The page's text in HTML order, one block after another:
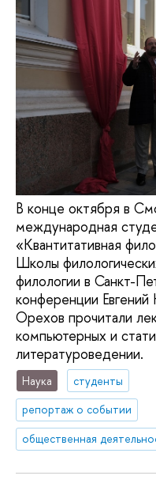
В конце октября в
международная
«Квантитативная
Школы
филологии в Санкт-
конференции
Орехов прочитали
компьютерных и
литературоведении.
Наука
студенты
репортаж о событии
общественная